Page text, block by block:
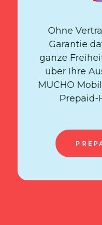
Ohne
Garantie
ganze
über Ihre
MUCHO
Prepaid-